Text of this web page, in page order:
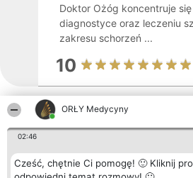
ORŁY Medycyny
02:46
Cześć, chętnie Ci pomogę! 🙂 Kliknij
Doktor Ożóg koncentruje się
diagnostyce oraz leczeniu
zakresu schorzeń ...
10
Laureaci
Medika. Gabinety